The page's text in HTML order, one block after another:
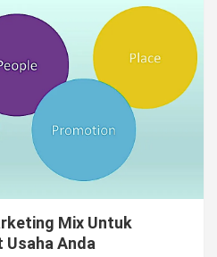
Mix Untuk
Anda